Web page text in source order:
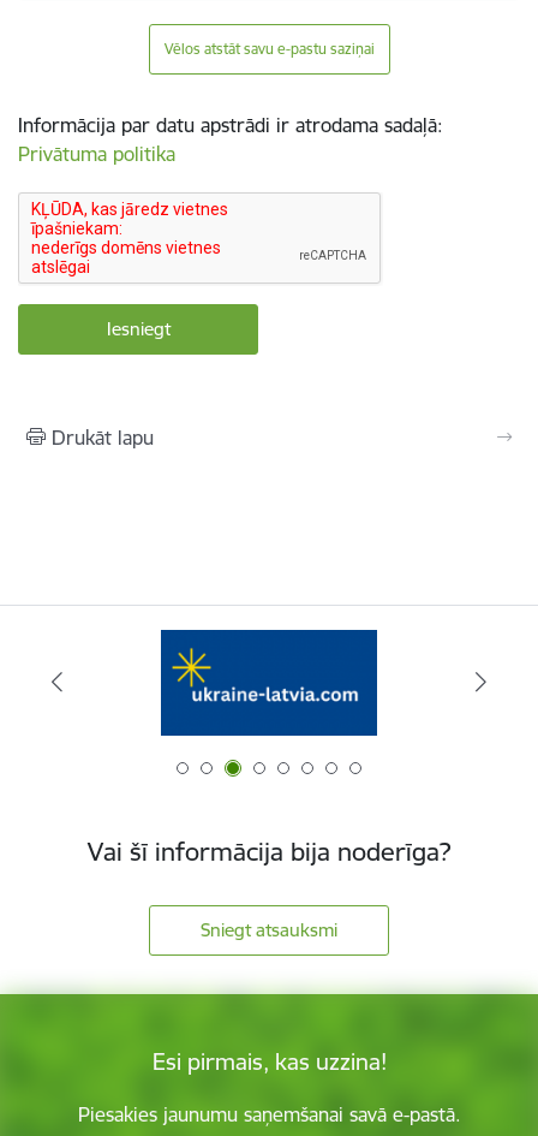
Vēlos atstāt savu e-pastu saziņai
Informācija par datu apstrādi ir atrodama sadaļā:
Privātuma politika
Drukāt lapu
Vai šī informācija bija noderīga?
Sniegt atsauksmi
Esi pirmais, kas uzzina!
Piesakies jaunumu saņemšanai savā e-pastā.